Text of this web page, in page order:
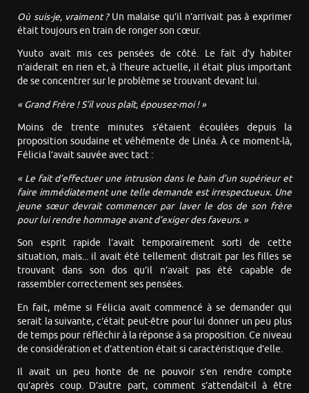
Où suis-je, vraiment ? Un malaise qu’il n’arrivait pas à exprimer
était toujours en train de ronger son cœur.
Yuuto avait mis ces pensées de côté. Le fait d’y habiter
n’aiderait en rien et, à l’heure actuelle, il était plus important
de se concentrer sur le problème se trouvant devant lui.
« Grand Frère ! S’il vous plaît, épousez-moi ! »
Moins de trente minutes s’étaient écoulées depuis la
proposition soudaine et véhémente de Linéa. À ce moment-là,
Félicia l’avait sauvée avec tact :
« Le fait d’effectuer une intrusion dans le bain d’un supérieur et
faire immédiatement une telle demande est irrespectueux. Une
jeune sœur devrait commencer par laver le dos de son frère
pour lui rendre hommage avant d’exiger des faveurs. »
Son esprit rapide l’avait temporairement sorti de cette
situation, mais... il avait été tellement distrait par les filles se
trouvant dans son dos qu’il n’avait pas été capable de
rassembler correctement ses pensées.
En fait, même si Félicia avait commencé à se demander qui
serait la suivante, c’était peut-être pour lui donner un peu plus
de temps pour réfléchir à la réponse à sa proposition. Ce niveau
de considération et d’attention était si caractéristique d’elle.
Il avait un peu honte de ne pouvoir s’en rendre compte
qu’après coup. D’autre part, comment s’attendait-il à être